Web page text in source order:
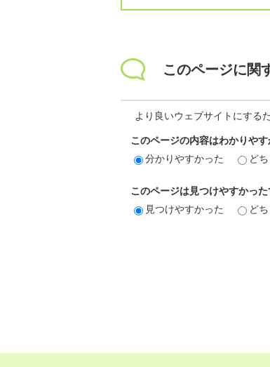
このページに関
より良いウェブサイトにする
このページの内容はわかりや
分かりやすかった
ど
このページは見つけやすかっ
見つけやすかった
ど